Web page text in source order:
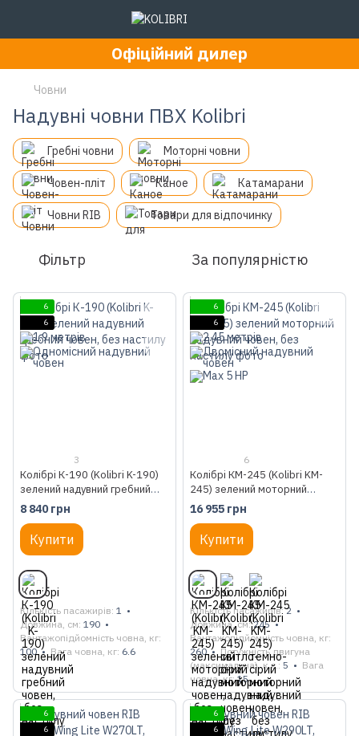
Офіційний дилер
Човни
Надувні човни ПВХ Kolibri
Гребні човни Моторні човни
Човен-пліт Каное Катамарани
Човни RIB Товари для відпочинку
Фільтр За популярністю
6
6
3
Колібрі К-190 (Kolibri K-190)
зелений надувний гребний
човен, без настилу
8 840 грн
Купити
Кількість пасажирів 1
Довжина, см 190
Вантажопідйомність човна, кг
100
Вага човна, кг 6.6
6
6
6
Колібрі КМ-245 (Kolibri KM-
245) зелений моторний
надувний човен, без настилу
16 955 грн
Купити
Кількість пасажирів 2
Довжина, см 245
Вантажопідйомність човна, кг
260
Потужність двигуна
(максимальна), к.с. 5
Вага
човна, кг 15
6
6
6
6